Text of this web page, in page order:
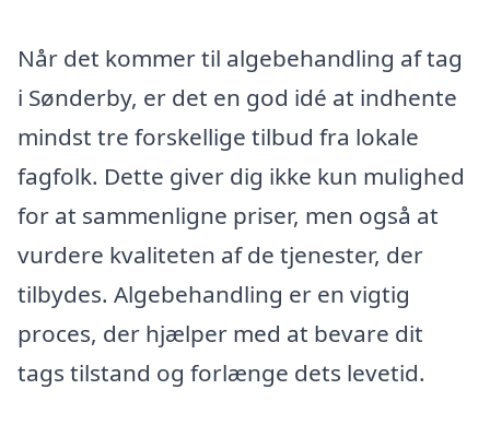
Når det kommer til algebehandling af tag
i Sønderby, er det en god idé at indhente
mindst tre forskellige tilbud fra lokale
fagfolk. Dette giver dig ikke kun mulighed
for at sammenligne priser, men også at
vurdere kvaliteten af de tjenester, der
tilbydes. Algebehandling er en vigtig
proces, der hjælper med at bevare dit
tags tilstand og forlænge dets levetid.